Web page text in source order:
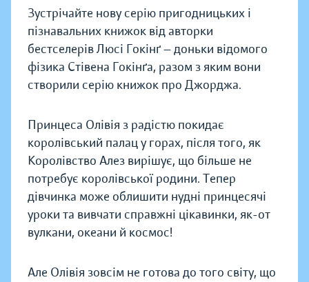
Зустрічайте нову серію пригодницьких і
пізнавальних книжок від авторки
бестселерів Люсі Гокінґ — доньки відомого
фізика Стівена Гокінґа, разом з яким вони
створили серію книжок про Джорджа.
Принцеса Олівія з радістю покидає
королівський палац у горах, після того, як
Королівство Алез вирішує, що більше не
потребує королівської родини. Тепер
дівчинка може облишити нудні принцесячі
уроки та вивчати справжні цікавинки, як-от
вулкани, океани й космос!
Але Олівія зовсім не готова до того світу, що